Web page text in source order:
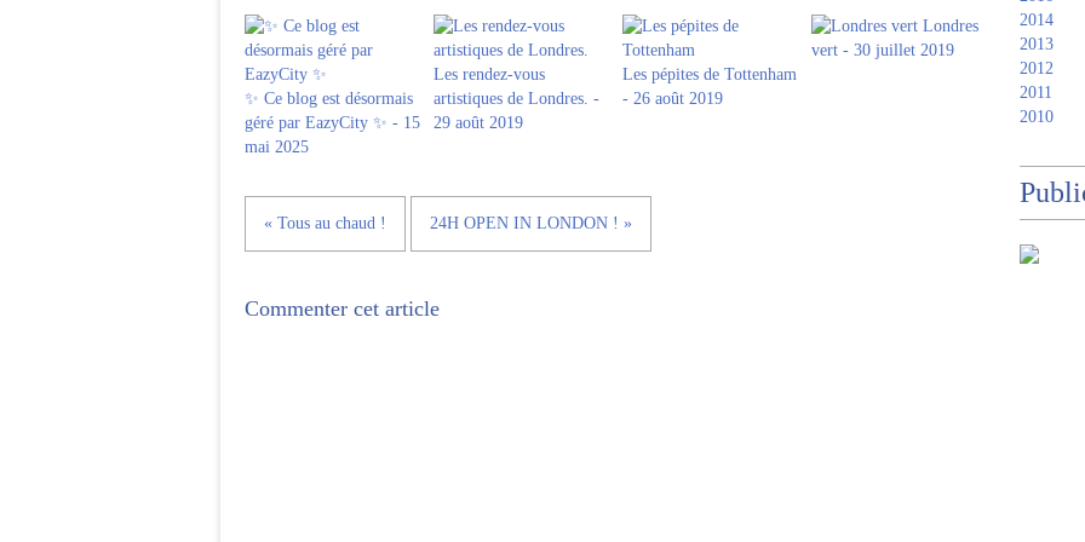
✨ Ce blog est désormais
géré par EazyCity ✨ - 15
mai 2025
Les rendez-vous
artistiques de Londres. -
29 août 2019
Les pépites de Tottenham
- 26 août 2019
Londres
vert - 30 juillet 2019
« Tous au chaud ! 24H OPEN IN LONDON ! »
Commenter cet article
2014
2013
2012
2011
2010